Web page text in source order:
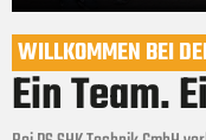
WILLKOMMEN BEI
Ein Team.